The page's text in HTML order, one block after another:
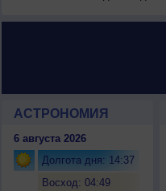
АСТРОНОМИЯ
6 августа 2026
Долгота дня: 14:37
Восход: 04:49